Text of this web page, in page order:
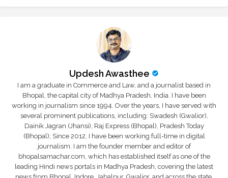
Updesh Awasthee
I am a graduate in Commerce and Law, and a journalist based in
Bhopal, the capital city of Madhya Pradesh, India. I have been
working in journalism since 1994. Over the years, I have served with
several prominent publications, including: Swadesh (Gwalior),
Dainik Jagran (Jhansi), Raj Express (Bhopal), Pradesh Today
(Bhopal); Since 2012, I have been working full-time in digital
journalism. I am the founder member and editor of
bhopalsamachar.com, which has established itself as one of the
leading Hindi news portals in Madhya Pradesh, covering the latest